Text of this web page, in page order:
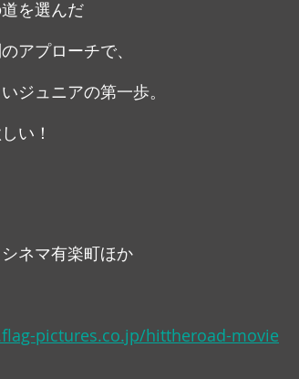
を選んだ
アプローチで、
ジュニアの第一歩。
い！
ネマ有楽町ほか
pictures.co.jp/hittheroad-movie